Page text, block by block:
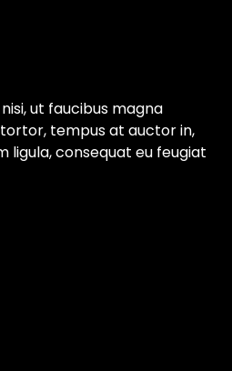
ut faucibus magna
tempus at auctor in,
ligula, consequat eu feugiat